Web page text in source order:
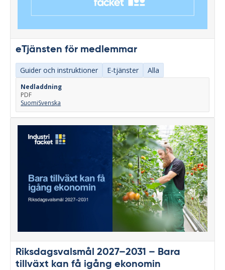
eTjänsten för medlemmar
Guider och instruktioner E-tjänster Alla
Nedladdning
PDF
SuomiSvenska
Riksdagsvalsmål 2027–2031 – Bara
tillväxt kan få igång ekonomin